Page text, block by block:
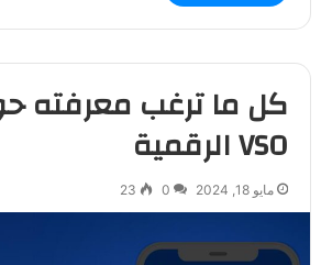
كل ما ترغب معرفته
VSO الرقمية
مايو 18, 2024 0
23